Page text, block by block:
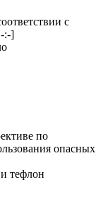
с
:-]
по
опасных
тефлон